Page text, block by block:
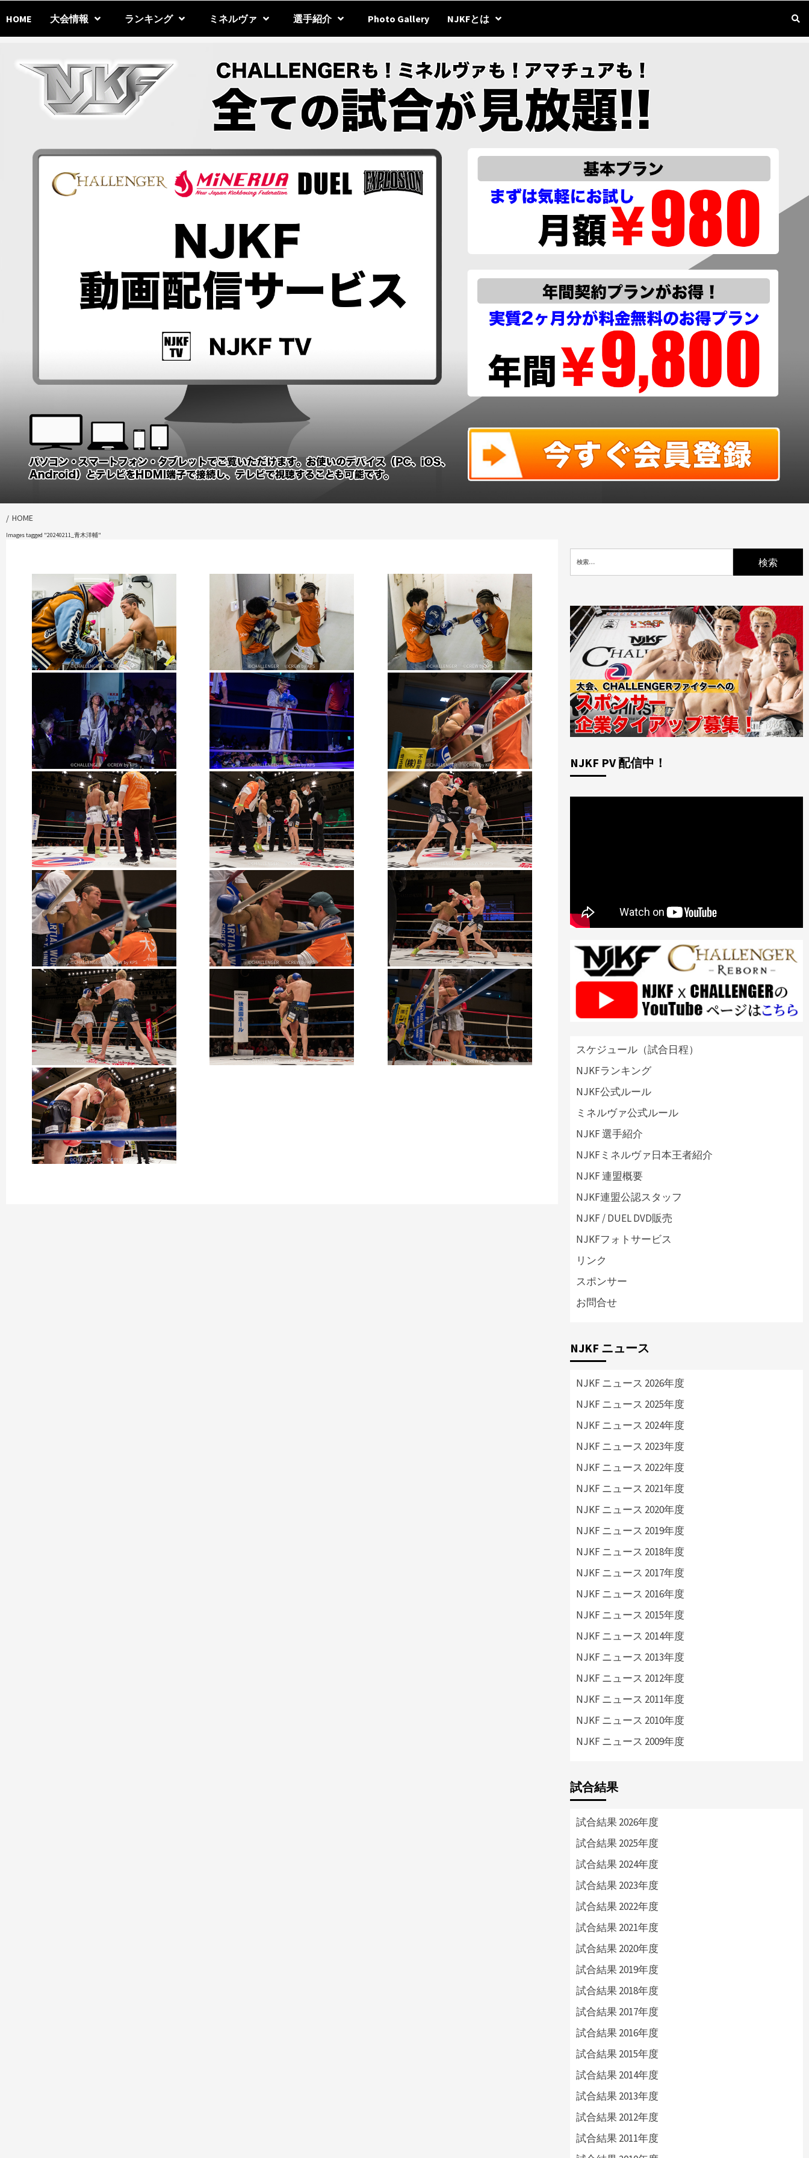
content
HOME 大会情報 ランキング ミネルヴァ 選手紹介 Photo Gallery NJKFとは
HOME
Images tagged "20240211_青木洋輔"
索:
NJKF PV 配信中！
スケジュール（試合日程）
NJKFランキング
NJKF公式ルール
ミネルヴァ公式ルール
NJKF 選手紹介
NJKFミネルヴァ日本王者紹介
NJKF 連盟概要
NJKF連盟公認スタッフ
NJKF / DUEL DVD販売
NJKFフォトサービス
リンク
スポンサー
お問合せ
NJKF ニュース
NJKF ニュース 2026年度
NJKF ニュース 2025年度
NJKF ニュース 2024年度
NJKF ニュース 2023年度
NJKF ニュース 2022年度
NJKF ニュース 2021年度
NJKF ニュース 2020年度
NJKF ニュース 2019年度
NJKF ニュース 2018年度
NJKF ニュース 2017年度
NJKF ニュース 2016年度
NJKF ニュース 2015年度
NJKF ニュース 2014年度
NJKF ニュース 2013年度
NJKF ニュース 2012年度
NJKF ニュース 2011年度
NJKF ニュース 2010年度
NJKF ニュース 2009年度
試合結果
試合結果 2026年度
試合結果 2025年度
試合結果 2024年度
試合結果 2023年度
試合結果 2022年度
試合結果 2021年度
試合結果 2020年度
試合結果 2019年度
試合結果 2018年度
試合結果 2017年度
試合結果 2016年度
試合結果 2015年度
試合結果 2014年度
試合結果 2013年度
試合結果 2012年度
試合結果 2011年度